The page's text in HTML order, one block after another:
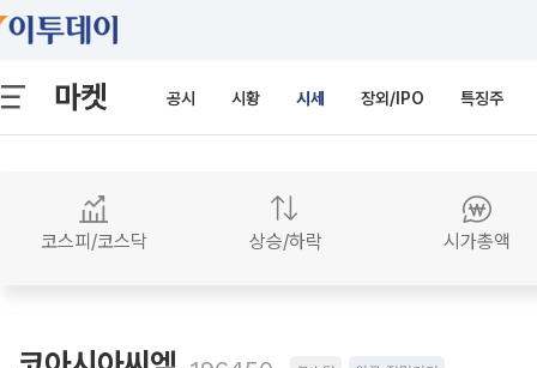
마켓 공시 시황 시세 장외/IPO 특징주
코스피/코스닥 상승/하락 시가총액